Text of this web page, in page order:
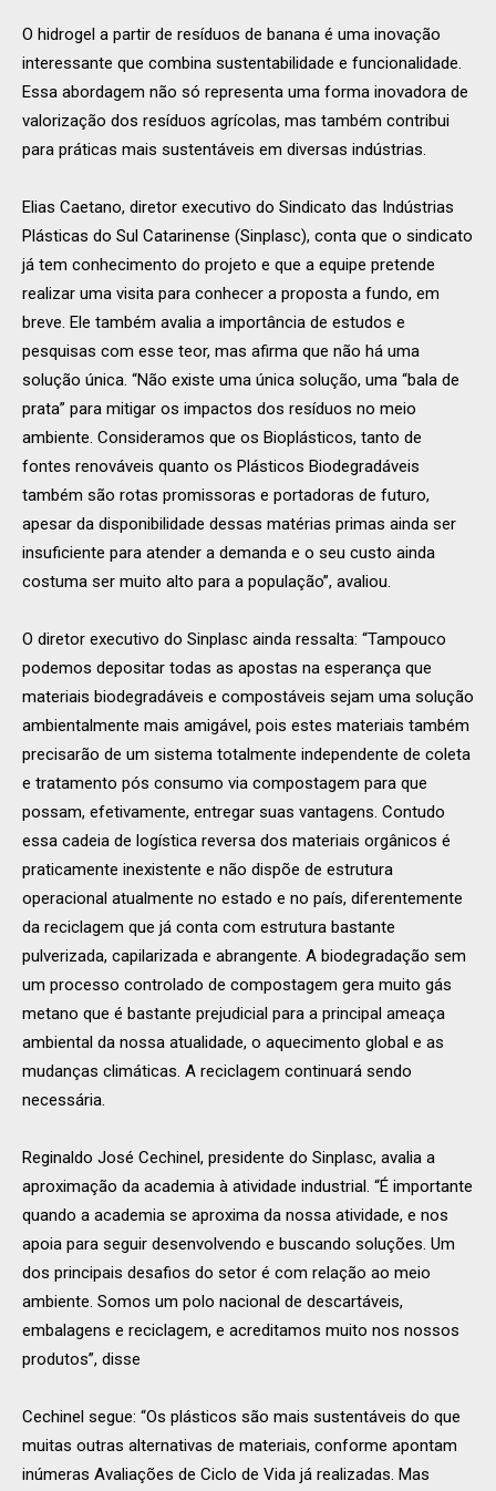
O hidrogel a partir de resíduos de banana é uma inovação
interessante que combina sustentabilidade e funcionalidade.
Essa abordagem não só representa uma forma inovadora de
valorização dos resíduos agrícolas, mas também contribui
para práticas mais sustentáveis em diversas indústrias.
Elias Caetano, diretor executivo do Sindicato das Indústrias
Plásticas do Sul Catarinense (Sinplasc), conta que o sindicato
já tem conhecimento do projeto e que a equipe pretende
realizar uma visita para conhecer a proposta a fundo, em
breve. Ele também avalia a importância de estudos e
pesquisas com esse teor, mas afirma que não há uma
solução única. “Não existe uma única solução, uma “bala de
prata” para mitigar os impactos dos resíduos no meio
ambiente. Consideramos que os Bioplásticos, tanto de
fontes renováveis quanto os Plásticos Biodegradáveis
também são rotas promissoras e portadoras de futuro,
apesar da disponibilidade dessas matérias primas ainda ser
insuficiente para atender a demanda e o seu custo ainda
costuma ser muito alto para a população”, avaliou.
O diretor executivo do Sinplasc ainda ressalta: “Tampouco
podemos depositar todas as apostas na esperança que
materiais biodegradáveis e compostáveis sejam uma solução
ambientalmente mais amigável, pois estes materiais também
precisarão de um sistema totalmente independente de coleta
e tratamento pós consumo via compostagem para que
possam, efetivamente, entregar suas vantagens. Contudo
essa cadeia de logística reversa dos materiais orgânicos é
praticamente inexistente e não dispõe de estrutura
operacional atualmente no estado e no país, diferentemente
da reciclagem que já conta com estrutura bastante
pulverizada, capilarizada e abrangente. A biodegradação sem
um processo controlado de compostagem gera muito gás
metano que é bastante prejudicial para a principal ameaça
ambiental da nossa atualidade, o aquecimento global e as
mudanças climáticas. A reciclagem continuará sendo
necessária.
Reginaldo José Cechinel, presidente do Sinplasc, avalia a
aproximação da academia à atividade industrial. “É importante
quando a academia se aproxima da nossa atividade, e nos
apoia para seguir desenvolvendo e buscando soluções. Um
dos principais desafios do setor é com relação ao meio
ambiente. Somos um polo nacional de descartáveis,
embalagens e reciclagem, e acreditamos muito nos nossos
produtos”, disse
Cechinel segue: “Os plásticos são mais sustentáveis do que
muitas outras alternativas de materiais, conforme apontam
inúmeras Avaliações de Ciclo de Vida já realizadas. Mas